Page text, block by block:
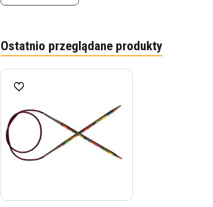
Ostatnio przeglądane produkty